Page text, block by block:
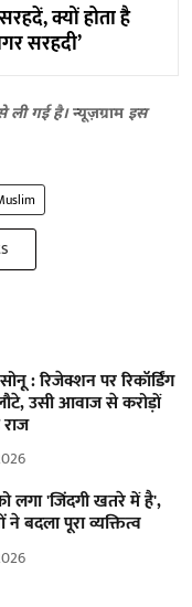
क्यों होता है
सरहदी’
ली गई है।न्यूज़ग्राम इस
: रिजेक्शन पर रिकॉर्डिंग
उसी आवाज से करोड़ों
लगा 'जिंदगी खतरे में है',
पूरा व्यक्तित्व